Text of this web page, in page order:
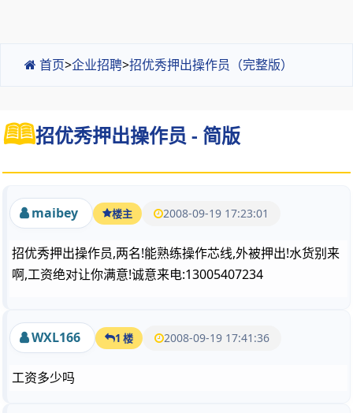
首页>企业招聘>招优秀押出操作员（完整版）
招优秀押出操作员 - 简版
maibey 楼主 2008-09-19 17:23:01
招优秀押出操作员,两名!能熟练操作芯线,外被押出!水货别来
啊,工资绝对让你满意!诚意来电:13005407234
WXL166 1 楼 2008-09-19 17:41:36
工资多少吗